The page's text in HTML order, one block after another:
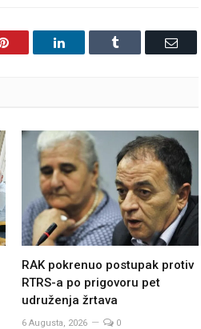
Pinterest LinkedIn Tumblr Email
RAK pokrenuo postupak protiv
RTRS-a po prigovoru pet
udruženja žrtava
6 Augusta, 2026 0